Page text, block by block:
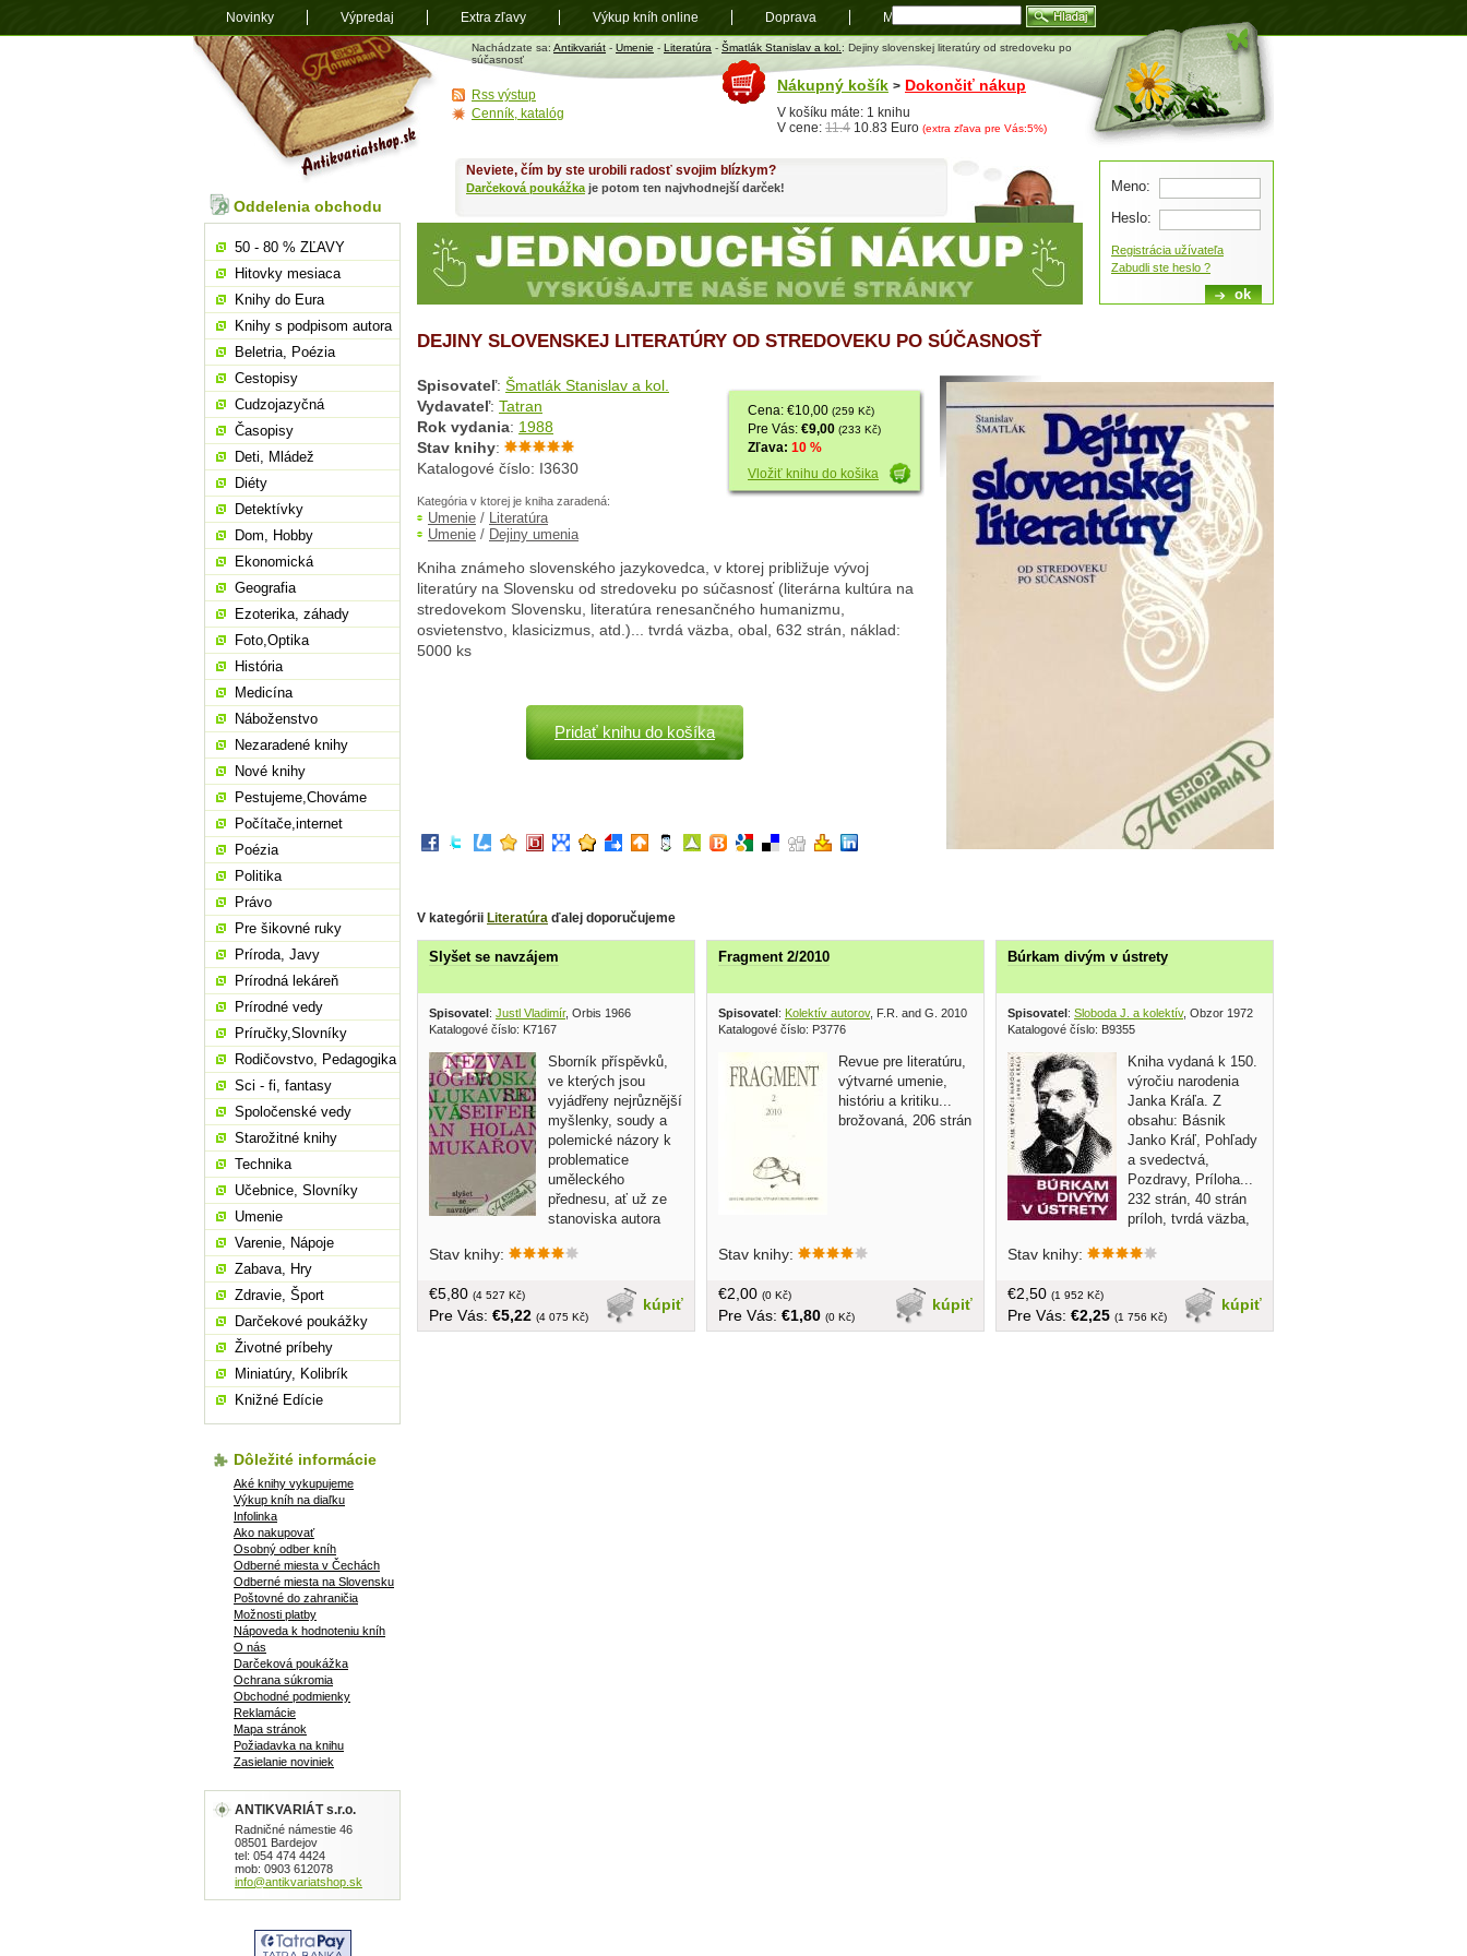
Antikvariát
shop.sk
Nachádzate sa: Antikvariát - Umenie - Literatúra - Šmatlák Stanislav a kol. : Dejiny slovenskej literatúry od stredoveku po
súčasnosť
DEJINY SLOVENSKEJ LITERATÚRY OD STREDOVEKU PO SÚČASNOSŤ
Cena: €10,00 (259 Kč)
Pre Vás: €9,00 (233 Kč)
Zľava: 10 %
Vložiť knihu do košika
Spisovateľ: Šmatlák Stanislav a kol.
Vydavateľ: Tatran
Rok vydania: 1988
Stav knihy:
Katalogové číslo: I3630
Kategória v ktorej je kniha zaradená:
Umenie / Literatúra
Umenie / Dejiny umenia
Kniha známeho slovenského jazykovedca, v ktorej približuje vývoj
literatúry na Slovensku od stredoveku po súčasnosť (literárna kultúra na
stredovekom Slovensku, literatúra renesančného humanizmu,
osvietenstvo, klasicizmus, atd.)... tvrdá väzba, obal, 632 strán, náklad:
5000 ks
Pridať knihu do košíka
V kategórii Literatúra ďalej doporučujeme
Slyšet se navzájem
Spisovatel: Justl Vladimír, Orbis 1966
Katalogové číslo: K7167
Sborník příspěvků,
ve kterých jsou
vyjádřeny nejrůznější
myšlenky, soudy a
polemické názory k
problematice
uměleckého
přednesu, ať už ze
stanoviska autora
dramaturga apod. Většina z nich
přímo pro tento sborník. Příloha přináší
stať z dějin českého uměleckého
přednesu, výběr studijní literatury a
Stav knihy:
kúpiť
€5,80 (4 527 Kč)
Pre Vás: €5,22 (4 075 Kč)
Fragment 2/2010
Spisovatel: Kolektív autorov, F.R. and G. 2010
Katalogové číslo: P3776
Revue pre literatúru,
výtvarné umenie,
históriu a kritiku...
brožovaná, 206 strán
Stav knihy:
kúpiť
€2,00 (0 Kč)
Pre Vás: €1,80 (0 Kč)
Búrkam divým v ústrety
Spisovatel: Sloboda J. a kolektív, Obzor 1972
Katalogové číslo: B9355
Kniha vydaná k 150.
výročiu narodenia
Janka Kráľa. Z
obsahu: Básnik
Janko Kráľ, Pohľady
a svedectvá,
Pozdravy, Príloha...
232 strán, 40 strán
príloh, tvrdá väzba,
poškodený, náklad 4000 výtlačkov
Stav knihy:
kúpiť
€2,50 (1 952 Kč)
Pre Vás: €2,25 (1 756 Kč)
Neviete, čím by ste urobili radosť svojim blízkym?
Darčeková poukážka je potom ten najvhodnejší darček!
Oddelenia obchodu
50 - 80 % ZĽAVY
Hitovky mesiaca
Knihy do Eura
Knihy s podpisom autora
Beletria, Poézia
Cestopisy
Cudzojazyčná
Časopisy
Deti, Mládež
Diéty
Detektívky
Dom, Hobby
Ekonomická
Geografia
Ezoterika, záhady
Foto,Optika
História
Medicína
Náboženstvo
Nezaradené knihy
Nové knihy
Pestujeme,Chováme
Počítače,internet
Poézia
Politika
Právo
Pre šikovné ruky
Príroda, Javy
Prírodná lekáreň
Prírodné vedy
Príručky,Slovníky
Rodičovstvo, Pedagogika
Sci - fi, fantasy
Spoločenské vedy
Starožitné knihy
Technika
Učebnice, Slovníky
Umenie
Varenie, Nápoje
Zabava, Hry
Zdravie, Šport
Darčekové poukážky
Životné príbehy
Miniatúry, Kolibrík
Knižné Edície
Dôležité informácie
Aké knihy vykupujeme
Výkup kníh na diaľku
Infolinka
Ako nakupovať
Osobný odber kníh
Odberné miesta v Čechách
Odberné miesta na Slovensku
Poštovné do zahraničia
Možnosti platby
Nápoveda k hodnoteniu kníh
O nás
Darčeková poukážka
Ochrana súkromia
Obchodné podmienky
Reklamácie
Mapa stránok
Požiadavka na knihu
Zasielanie noviniek
ANTIKVARIÁT s.r.o.
Radničné námestie 46
08501 Bardejov
tel: 054 474 4424
mob: 0903 612078
info@antikvariatshop.sk
Meno:
Heslo:
Registrácia užívateľa
Zabudli ste heslo ?
Nákupný košík > Dokončiť nákup
V košíku máte: 1 knihu
V cene: 11.4 10.83 Euro (extra zľava pre Vás:5%)
Rss výstup
Cenník, katalóg
Novinky Výpredaj Extra zľavy Výkup kníh online Doprava Mapa